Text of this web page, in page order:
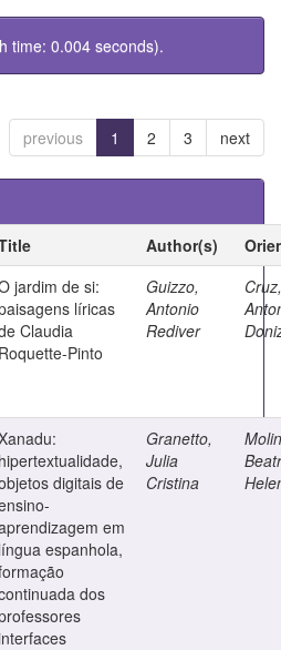
time: 0.004 seconds).
previous 1 2 3 next
Author(s)
jardim de si:
líricas
Claudia
Roquette-Pinto
Guizzo,
Antonio
Rediver
Cruz,
hipertextualidade,
digitais de
em
língua espanhola,
dos
Granetto,
Julia
Cristina